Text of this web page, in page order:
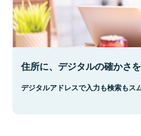
住所に、デジタルの確かさを
デジタルアドレスで入力も検索もス